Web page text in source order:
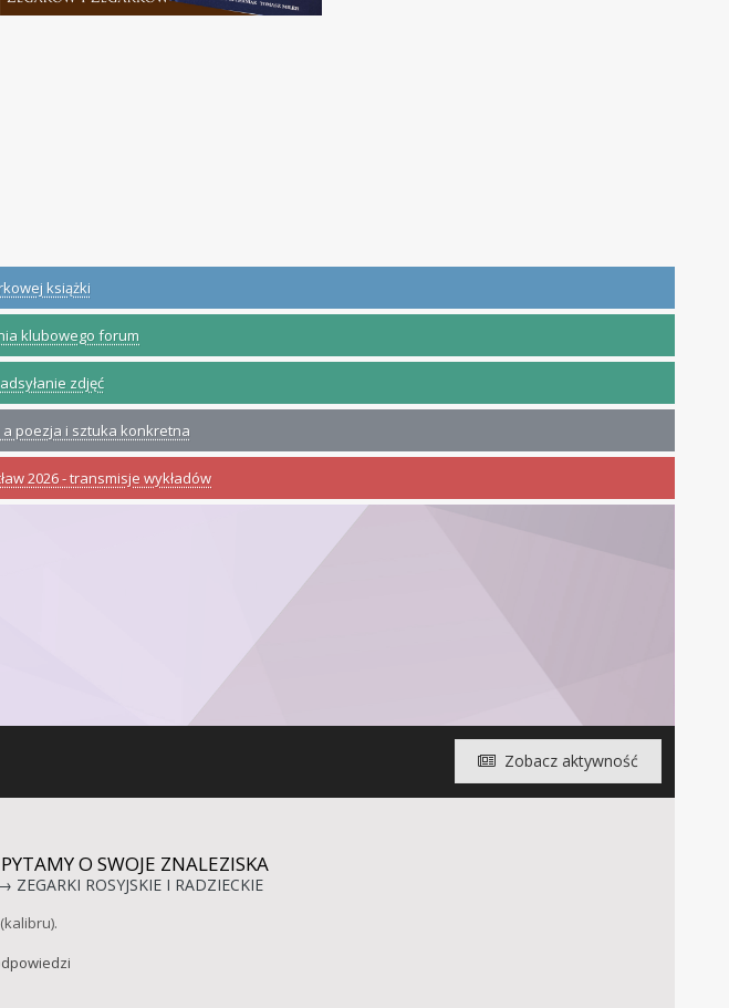
książki
klubowego forum
zdjęć
poezja i sztuka konkretna
2026 - transmisje wykładów
Zobacz aktywność
O SWOJE ZNALEZISKA
ZEGARKI ROSYJSKIE I RADZIECKIE